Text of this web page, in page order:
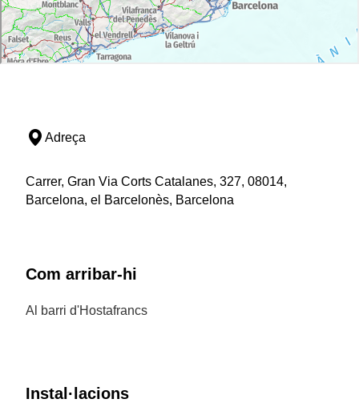
Adreça
Carrer, Gran Via Corts Catalanes, 327, 08014,
Barcelona, el Barcelonès, Barcelona
Com arribar-hi
Al barri d'Hostafrancs
Instal·lacions